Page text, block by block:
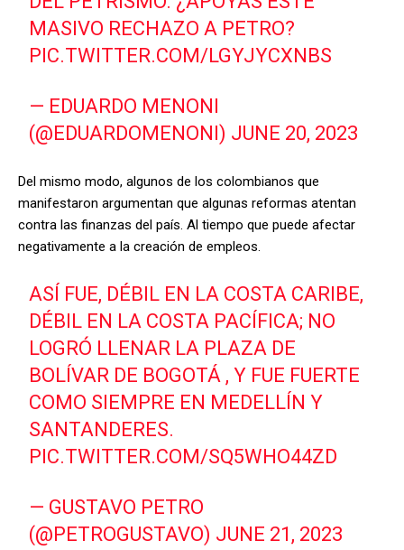
MASIVO RECHAZO A PETRO?
PIC.TWITTER.COM/LGYJYCXNBS
— EDUARDO MENONI
(@EDUARDOMENONI) JUNE 20, 2023
Del mismo modo, algunos de los colombianos que
manifestaron argumentan que algunas reformas atentan
contra las finanzas del país. Al tiempo que puede afectar
negativamente a la creación de empleos.
ASÍ FUE, DÉBIL EN LA COSTA CARIBE,
DÉBIL EN LA COSTA PACÍFICA; NO
LOGRÓ LLENAR LA PLAZA DE
BOLÍVAR DE BOGOTÁ , Y FUE FUERTE
COMO SIEMPRE EN MEDELLÍN Y
SANTANDERES.
PIC.TWITTER.COM/SQ5WHO44ZD
— GUSTAVO PETRO
(@PETROGUSTAVO) JUNE 21, 2023